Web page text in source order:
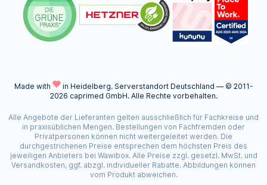
Made with in Heidelberg. Serverstandort Deutschland — © 2011-
2026 caprimed GmbH. Alle Rechte vorbehalten.
Alle Angebote der Lieferanten gelten ausschließlich für Fachkreise und
in praxisüblichen Mengen. Bestellungen von Fachfremden oder
Privatpersonen können nicht weitergeleitet werden. Die
durchgestrichenen Preise entsprechen dem höchsten Preis des
jeweiligen Anbieters bei Wawibox. Alle Preise zzgl. gesetzl. MwSt. und
Versandkosten, ggf. abzgl. individueller Rabatte. Abbildungen können
vom Produkt abweichen.